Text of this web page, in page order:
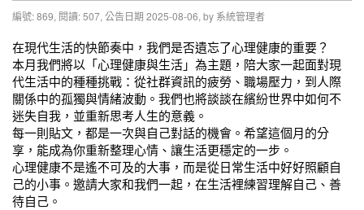
編號: 869, 閱讀: 507, 公告日期 2025-08-06, by 系統管理者
在現代生活的快節奏中，我們是否遺忘了心理健康的重要？
本月我們將以「心理健康與生活」為主題，陪大家一起面對現
代生活中的種種挑戰：從社群資訊的疲勞、職場壓力，到人際
關係中的孤獨與情緒波動。我們也將談談在繽紛世界中如何不
迷失自我，並重新思考人生的意義。
每一則貼文，都是一次與自己對話的機會。希望這個月的分
享，能成為你重新整理心情、讓生活更穩定的一步。
心理健康不是遙不可及的大事，而是從日常生活中好好照顧自
己的小事。邀請大家和我們一起，在生活裡練習理解自己、善
待自己。